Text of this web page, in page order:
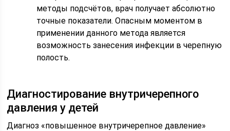
методы подсчётов, врач получает абсолютно
точные показатели. Опасным моментом в
применении данного метода является
возможность занесения инфекции в черепную
полость.
Диагностирование внутричерепного
давления у детей
Диагноз «повышенное внутричерепное давление»